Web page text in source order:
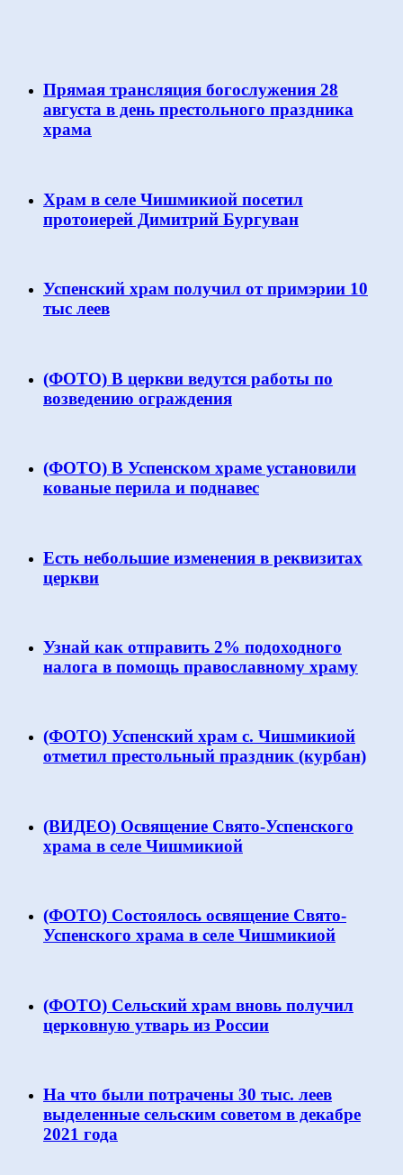
Прямая трансляция богослужения 28
августа в день престольного праздника
храма
Храм в селе Чишмикиой посетил
протоиерей Димитрий Бургуван
Успенский храм получил от примэрии 10
тыс леев
(ФОТО) В церкви ведутся работы по
возведению ограждения
(ФОТО) В Успенском храме установили
кованые перила и поднавес
Есть небольшие изменения в реквизитах
церкви
Узнай как отправить 2% подоходного
налога в помощь православному храму
(ФОТО) Успенский храм с. Чишмикиой
отметил престольный праздник (курбан)
(ВИДЕО) Освящение Свято-Успенского
храма в селе Чишмикиой
(ФОТО) Состоялось освящение Свято-
Успенского храма в селе Чишмикиой
(ФОТО) Сельский храм вновь получил
церковную утварь из России
На что были потрачены 30 тыс. леев
выделенные сельским советом в декабре
2021 года